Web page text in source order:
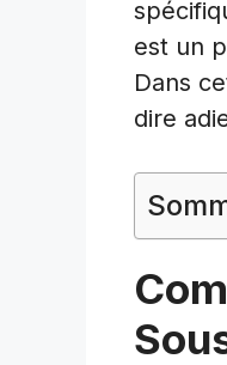
est un
Dans
dire